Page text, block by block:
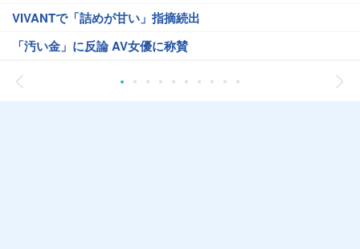
VIVANTで「詰めが甘い」指摘続出
「汚い金」に反論 AV女優に称賛